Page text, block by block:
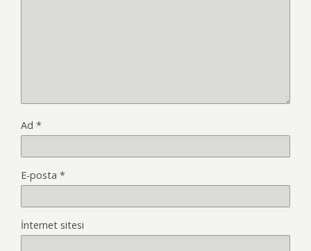
Ad *
E-posta *
İnternet sitesi